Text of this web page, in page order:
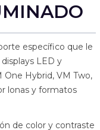
específico que le
LED y
One Hybrid, VM Two,
lonas y formatos
de color y contraste